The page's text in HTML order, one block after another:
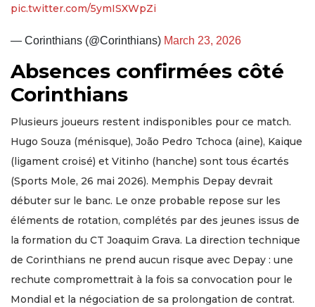
pic.twitter.com/5ymISXWpZi
— Corinthians (@Corinthians) March 23, 2026
Absences confirmées côté
Corinthians
Plusieurs joueurs restent indisponibles pour ce match.
Hugo Souza (ménisque), João Pedro Tchoca (aine), Kaique
(ligament croisé) et Vitinho (hanche) sont tous écartés
(Sports Mole, 26 mai 2026). Memphis Depay devrait
débuter sur le banc. Le onze probable repose sur les
éléments de rotation, complétés par des jeunes issus de
la formation du CT Joaquim Grava. La direction technique
de Corinthians ne prend aucun risque avec Depay : une
rechute compromettrait à la fois sa convocation pour le
Mondial et la négociation de sa prolongation de contrat.